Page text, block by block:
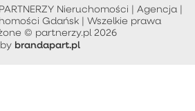
Nieruchomości | Agencja |
Gdańsk | Wszelkie prawa
© partnerzy.pl 2026
by brandapart.pl